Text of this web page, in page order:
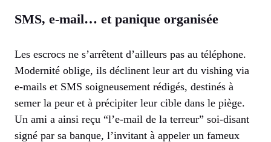
SMS, e-mail… et panique organisée
Les escrocs ne s’arrêtent d’ailleurs pas au téléphone.
Modernité oblige, ils déclinent leur art du vishing via
e-mails et SMS soigneusement rédigés, destinés à
semer la peur et à précipiter leur cible dans le piège.
Un ami a ainsi reçu “l’e-mail de la terreur” soi-disant
signé par sa banque, l’invitant à appeler un fameux